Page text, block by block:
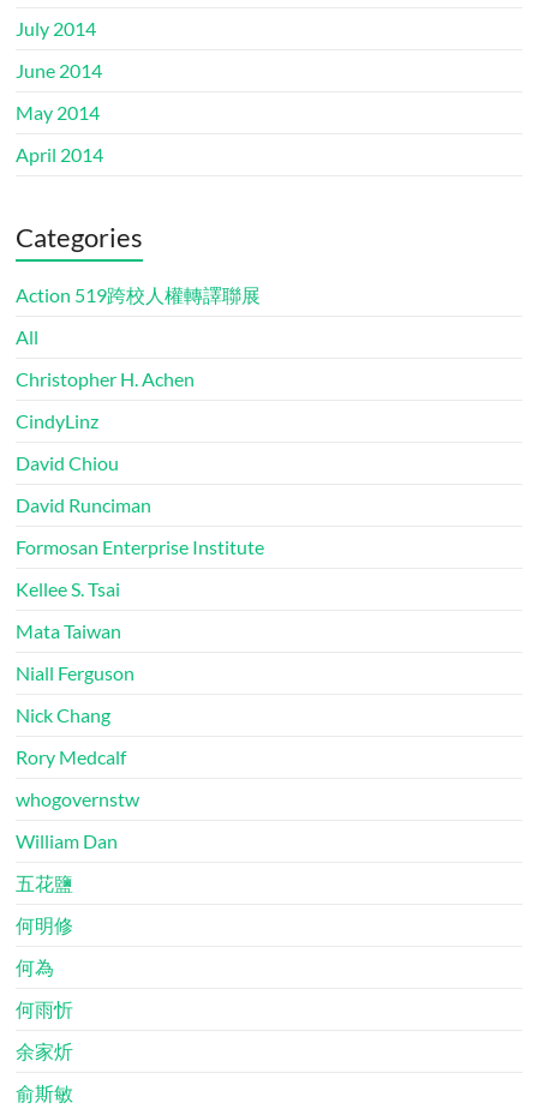
July 2014
June 2014
May 2014
April 2014
Categories
Action 519跨校人權轉譯聯展
All
Christopher H. Achen
CindyLinz
David Chiou
David Runciman
Formosan Enterprise Institute
Kellee S. Tsai
Mata Taiwan
Niall Ferguson
Nick Chang
Rory Medcalf
whogovernstw
William Dan
五花鹽
何明修
何為
何雨忻
余家炘
俞斯敏